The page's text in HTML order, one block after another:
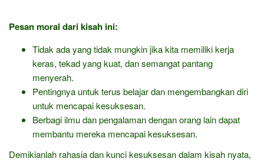
Pesan moral dari kisah ini:
Tidak ada yang tidak mungkin jika kita memiliki kerja
keras, tekad yang kuat, dan semangat pantang
menyerah.
Pentingnya untuk terus belajar dan mengembangkan diri
untuk mencapai kesuksesan.
Berbagi ilmu dan pengalaman dengan orang lain dapat
membantu mereka mencapai kesuksesan.
Demikianlah rahasia dan kunci kesuksesan dalam kisah nyata,